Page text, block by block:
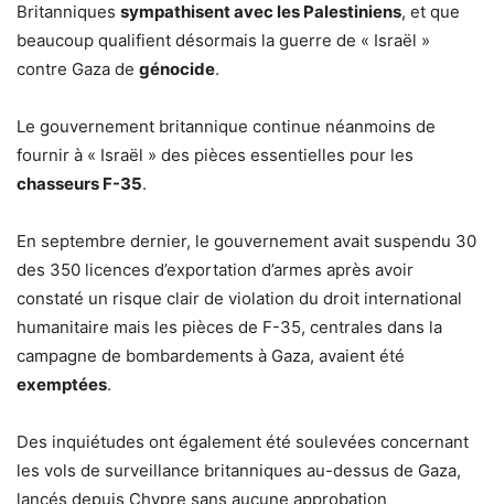
Britanniques sympathisent avec les Palestiniens, et que
beaucoup qualifient désormais la guerre de « Israël »
contre Gaza de génocide.
Le gouvernement britannique continue néanmoins de
fournir à « Israël » des pièces essentielles pour les
chasseurs F-35.
En septembre dernier, le gouvernement avait suspendu 30
des 350 licences d’exportation d’armes après avoir
constaté un risque clair de violation du droit international
humanitaire mais les pièces de F-35, centrales dans la
campagne de bombardements à Gaza, avaient été
exemptées.
Des inquiétudes ont également été soulevées concernant
les vols de surveillance britanniques au-dessus de Gaza,
lancés depuis Chypre sans aucune approbation